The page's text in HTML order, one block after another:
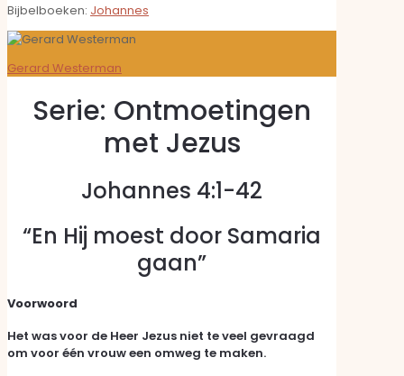
Bijbelboeken: Johannes
Gerard Westerman
Serie: Ontmoetingen
met Jezus
Johannes 4:1-42
“En Hij moest door Samaria
gaan”
Voorwoord
Het was voor de Heer Jezus niet te veel gevraagd
om voor één vrouw een omweg te maken.